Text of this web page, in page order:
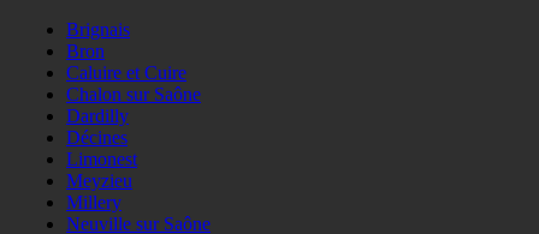
Brignais
Bron
Caluire et Cuire
Chalon sur Saône
Dardilly
Décines
Limonest
Meyzieu
Millery
Neuville sur Saône